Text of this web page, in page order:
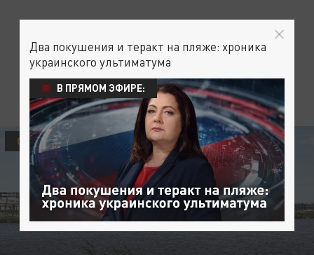
ОБЩЕСТВО
Два покушения и теракт на пляже: хроника
украинского ультиматума
В ПРЯМОМ ЭФИРЕ: